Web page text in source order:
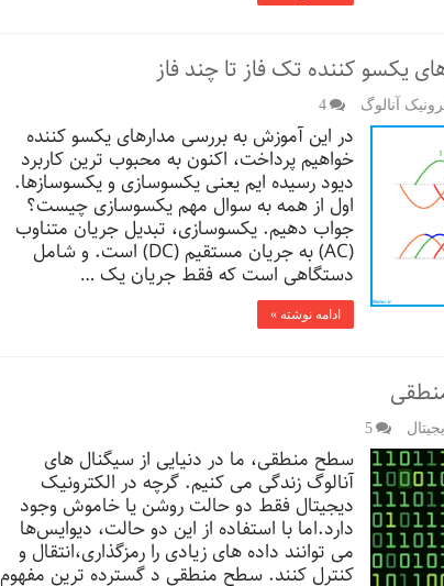
یکسو کننده تک فاز تا چند فاز
آنالوگ 4
در این آموزش به بررسی مدارهای یکسو کننده
خواهیم پرداخت، اکنون به محبوب ترین کاربرد
دیود رسیده ایم یعنی یکسوسازی و یکسوسازها.
اول از همه به سوال مهم یکسوسازی چیست؟
جواب دهیم. یکسوسازی، تبدیل جریان متناوب
(AC) به جریان مستقیم (DC) است. و شامل
دستگاهی است که فقط جریان یک …
ادامه نوشته »
5
سطح منطقی، ما در دنیایی از سیگنال های
آنالوگ زندگی می کنیم. گرچه در الکترونیک
دیجیتال فقط دو حالت روشن یا خاموش وجود
دارد.اما با استفاده از این دو حالت، دیوایس‌ها
می توانند داده های زیادی را رمزگذاری،انتقال و
کنترل کنند. سطح منطقی د گسترده ترین مفهوم